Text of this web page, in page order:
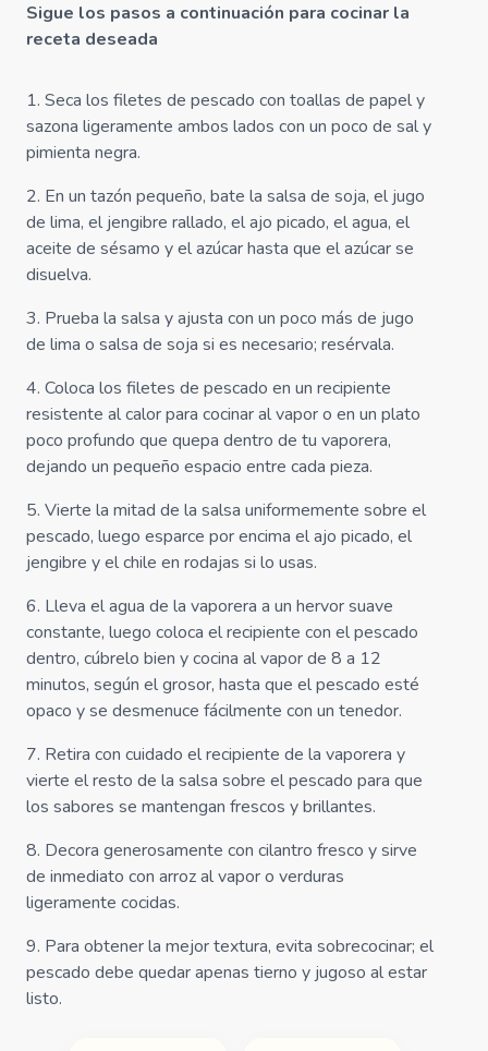
Sigue los pasos a continuación para cocinar la
receta deseada
1. Seca los filetes de pescado con toallas de papel y
sazona ligeramente ambos lados con un poco de sal y
pimienta negra.
2. En un tazón pequeño, bate la salsa de soja, el jugo
de lima, el jengibre rallado, el ajo picado, el agua, el
aceite de sésamo y el azúcar hasta que el azúcar se
disuelva.
3. Prueba la salsa y ajusta con un poco más de jugo
de lima o salsa de soja si es necesario; resérvala.
4. Coloca los filetes de pescado en un recipiente
resistente al calor para cocinar al vapor o en un plato
poco profundo que quepa dentro de tu vaporera,
dejando un pequeño espacio entre cada pieza.
5. Vierte la mitad de la salsa uniformemente sobre el
pescado, luego esparce por encima el ajo picado, el
jengibre y el chile en rodajas si lo usas.
6. Lleva el agua de la vaporera a un hervor suave
constante, luego coloca el recipiente con el pescado
dentro, cúbrelo bien y cocina al vapor de 8 a 12
minutos, según el grosor, hasta que el pescado esté
opaco y se desmenuce fácilmente con un tenedor.
7. Retira con cuidado el recipiente de la vaporera y
vierte el resto de la salsa sobre el pescado para que
los sabores se mantengan frescos y brillantes.
8. Decora generosamente con cilantro fresco y sirve
de inmediato con arroz al vapor o verduras
ligeramente cocidas.
9. Para obtener la mejor textura, evita sobrecocinar; el
pescado debe quedar apenas tierno y jugoso al estar
listo.